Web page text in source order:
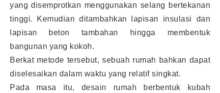
yang disemprotkan menggunakan selang bertekanan
tinggi. Kemudian ditambahkan lapisan insulasi dan
lapisan beton tambahan hingga membentuk
bangunan yang kokoh.
Berkat metode tersebut, sebuah rumah bahkan dapat
diselesaikan dalam waktu yang relatif singkat.
Pada masa itu, desain rumah berbentuk kubah